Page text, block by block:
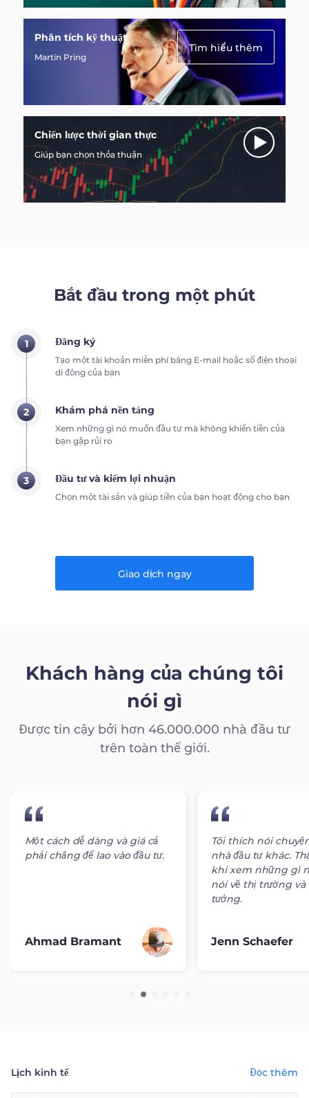
Phân tích kỹ thuật
Martin Pring
Tìm hiểu thêm
Chiến lược thời gian thực
Giúp bạn chọn thỏa thuận
Bắt đầu trong một phút
1 Đăng ký
Tạo một tài khoản miễn phí bằng E-mail hoặc số điện thoại
di động của bạn
2 Khám phá nền tảng
Xem những gì nó muốn đầu tư mà không khiến tiền của
bạn gặp rủi ro
3 Đầu tư và kiếm lợi nhuận
Chọn một tài sản và giúp tiền của bạn hoạt động cho bạn
Giao dịch ngay
Khách hàng của chúng tôi
nói gì
Được tin cậy bởi hơn 46.000.000 nhà đầu tư
trên toàn thế giới.
Một cách dễ dàng và giá cả
phải chăng để lao vào đầu tư.
Ahmad Bramant
Tôi thích nói
nhà đầu tư khác.
khi xem những gì
nói về thị trường và
tưởng.
Jenn Schaefer
Lịch kinh tế Đọc thêm